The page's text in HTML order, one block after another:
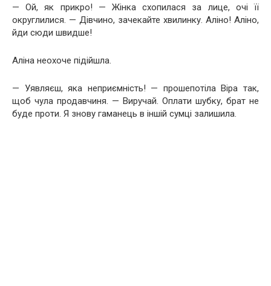
— Ой, як прикро! — Жінка схопилася за лице, очі її
округлилися. — Дівчино, зачекайте хвилинку. Аліно! Аліно,
йди сюди швидше!
Аліна неохоче підійшла.
— Уявляєш, яка неприємність! — прошепотіла Віра так,
щоб чула продавчиня. — Виручай. Оплати шубку, брат не
буде проти. Я знову гаманець в іншій сумці залишила.